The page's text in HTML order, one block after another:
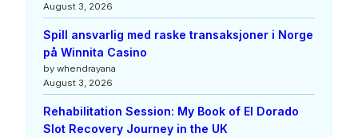
August 3, 2026
Spill ansvarlig med raske transaksjoner i Norge
på Winnita Casino
by whendrayana
August 3, 2026
Rehabilitation Session: My Book of El Dorado
Slot Recovery Journey in the UK